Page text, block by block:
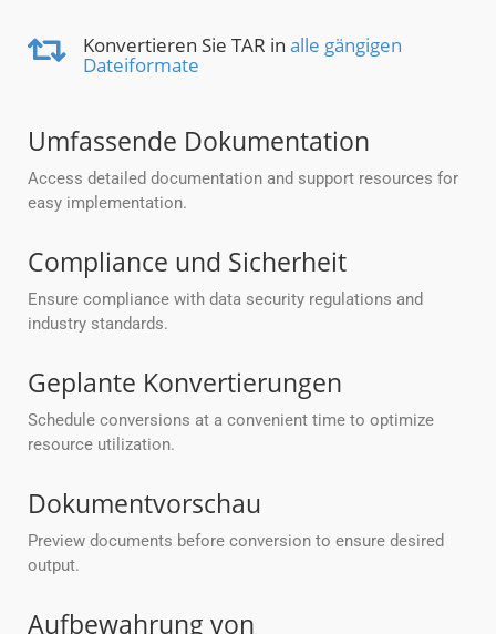
Konvertieren Sie TAR in alle gängigen
Dateiformate
Umfassende Dokumentation
Access detailed documentation and support resources for
easy implementation.
Compliance und Sicherheit
Ensure compliance with data security regulations and
industry standards.
Geplante Konvertierungen
Schedule conversions at a convenient time to optimize
resource utilization.
Dokumentvorschau
Preview documents before conversion to ensure desired
output.
Aufbewahrung von